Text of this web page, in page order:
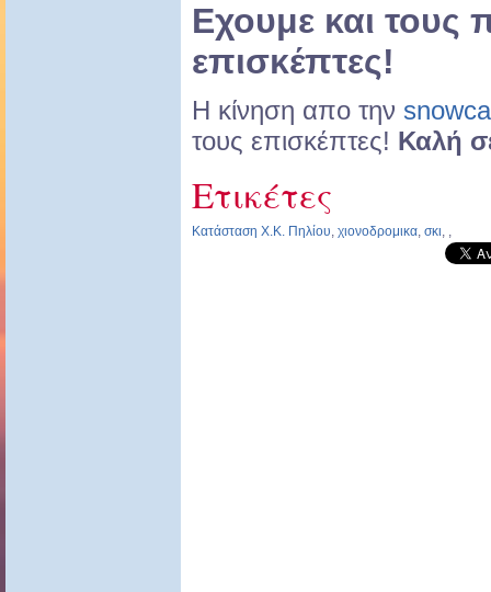
Εχουμε και τους
επισκέπτες!
Η κίνηση απο την
τους επισκέπτες! Καλή
Ετικέτες
Κατάσταση Χ.Κ. Πηλίου, χιονοδρομικα, σκι, ,